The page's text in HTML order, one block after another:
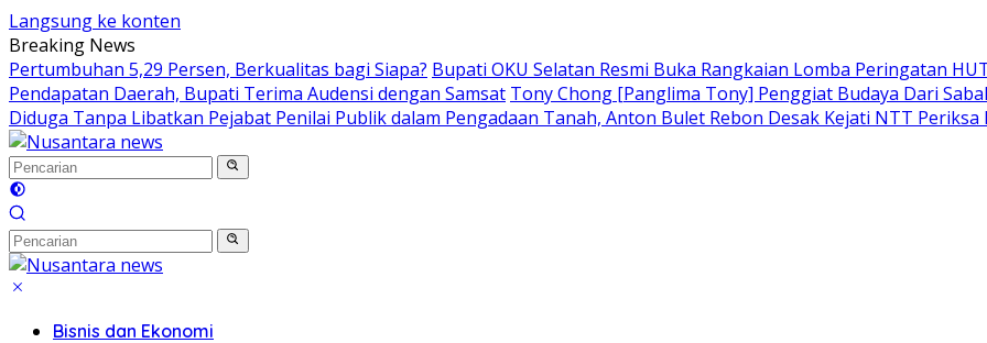
Langsung ke konten
Breaking News
Pertumbuhan 5,29 Persen, Berkualitas bagi Siapa? Bupati OKU Selatan Resmi Buka Rangkaian Lomba Peringatan
Pendapatan Daerah, Bupati Terima Audensi dengan Samsat Tony Chong [Panglima Tony] Penggiat Budaya Dari
Diduga Tanpa Libatkan Pejabat Penilai Publik dalam Pengadaan Tanah, Anton Bulet Rebon Desak Kejati NTT
Bisnis dan Ekonomi